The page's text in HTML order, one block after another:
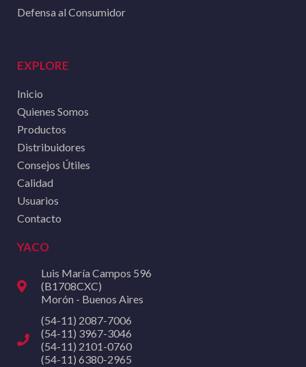
Defensa al Consumidor
EXPLORE
Inicio
Quienes Somos
Productos
Distribuidores
Consejos Útiles
Calidad
Usuarios
Contacto
YACO
Luis María Campos 596
(B1708CXC)
Morón - Buenos Aires
(54-11) 2087-7006
(54-11) 3967-3046
(54-11) 2101-0760
(54-11) 6380-2965